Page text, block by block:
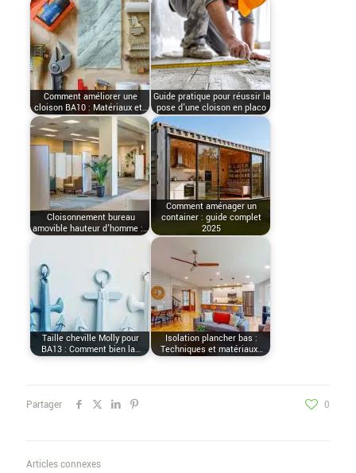
Comment améliorer une
cloison BA10 : Matériaux et…
Guide pratique pour réussir la
pose d'une cloison en placo
Cloisonnement bureau
amovible hauteur d'homme :…
Comment aménager un
container : guide complet
2025
Taille cheville Molly pour
BA13 : Comment bien la…
Isolation plancher bas :
Techniques et matériaux…
Partager 0
Articles connexes